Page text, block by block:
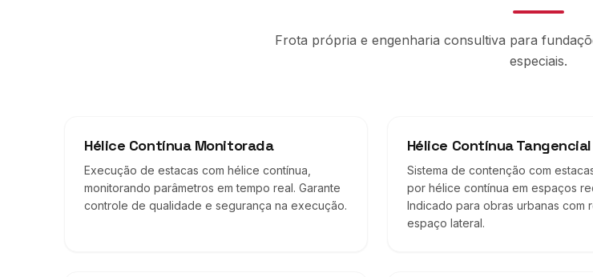
Frota própria e engenharia consultiva para
especiais.
Hélice Contínua Monitorada
Execução de estacas com hélice contínua,
monitorando parâmetros em tempo real. Garante
controle de qualidade e segurança na execução.
Hélice Contínua
Sistema de contenção com
por hélice contínua em espaços
Indicado para obras urbanas com
espaço lateral.